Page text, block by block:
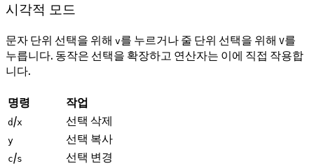
시각적 모드
문자 단위 선택을 위해 v를 누르거나 줄 단위 선택을 위해 V를
누릅니다. 동작은 선택을 확장하고 연산자는 이에 직접 작용합
니다.
명령 작업
d/x 선택 삭제
y 선택 복사
c/s 선택 변경